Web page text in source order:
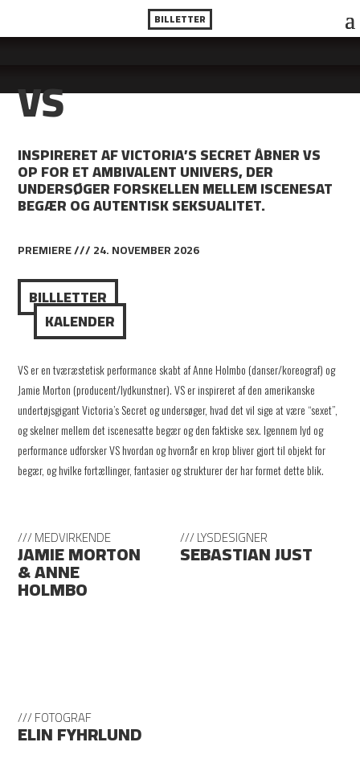
BILLETTER
VS
INSPIRERET AF VICTORIA’S SECRET ÅBNER VS
OP FOR ET AMBIVALENT UNIVERS, DER
UNDERSØGER FORSKELLEN MELLEM ISCENESAT
BEGÆR OG AUTENTISK SEKSUALITET.
PREMIERE /// 24. NOVEMBER 2026
BILLLETTER
KALENDER
VS er en tværæstetisk performance skabt af Anne Holmbo (danser/koreograf) og
Jamie Morton (producent/lydkunstner). VS er inspireret af den amerikanske
undertøjsgigant Victoria’s Secret og undersøger, hvad det vil sige at være “sexet”,
og skelner mellem det iscenesatte begær og den faktiske sex. Igennem lyd og
performance udforsker VS hvordan og hvornår en krop bliver gjort til objekt for
begær, og hvilke fortællinger, fantasier og strukturer der har formet dette blik.
/// MEDVIRKENDE
JAMIE MORTON
& ANNE
HOLMBO
/// LYSDESIGNER
SEBASTIAN JUST
/// FOTOGRAF
ELIN FYHRLUND